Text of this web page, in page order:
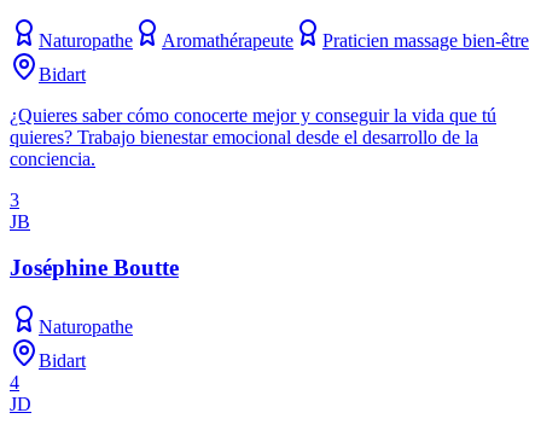
Naturopathe Aromathérapeute
Praticien massage bien-être
Bidart
¿Quieres saber cómo conocerte mejor y conseguir la vida que tú
quieres? Trabajo bienestar emocional desde el desarrollo de la
conciencia.
3
JB
Joséphine Boutte
Naturopathe
Bidart
4
JD